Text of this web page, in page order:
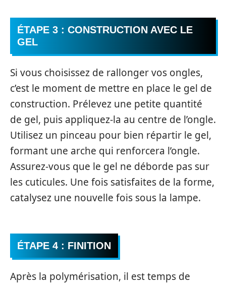
ÉTAPE 3 : CONSTRUCTION AVEC LE
GEL
Si vous choisissez de rallonger vos ongles,
c’est le moment de mettre en place le gel de
construction. Prélevez une petite quantité
de gel, puis appliquez-la au centre de l’ongle.
Utilisez un pinceau pour bien répartir le gel,
formant une arche qui renforcera l’ongle.
Assurez-vous que le gel ne déborde pas sur
les cuticules. Une fois satisfaites de la forme,
catalysez une nouvelle fois sous la lampe.
ÉTAPE 4 : FINITION
Après la polymérisation, il est temps de